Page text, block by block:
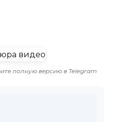
полную версию в Telegram